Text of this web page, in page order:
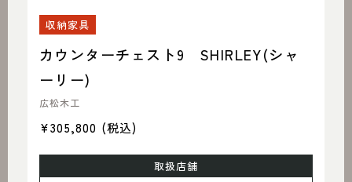
収納家具
カウンターチェスト9 SHIRLEY(シャ
ーリー)
広松木工
¥305,800 (税込)
取扱店舗